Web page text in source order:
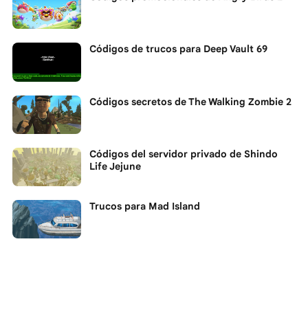
Códigos de trucos para Deep Vault 69
Códigos secretos de The Walking Zombie 2
Códigos del servidor privado de Shindo
Life Jejune
Trucos para Mad Island